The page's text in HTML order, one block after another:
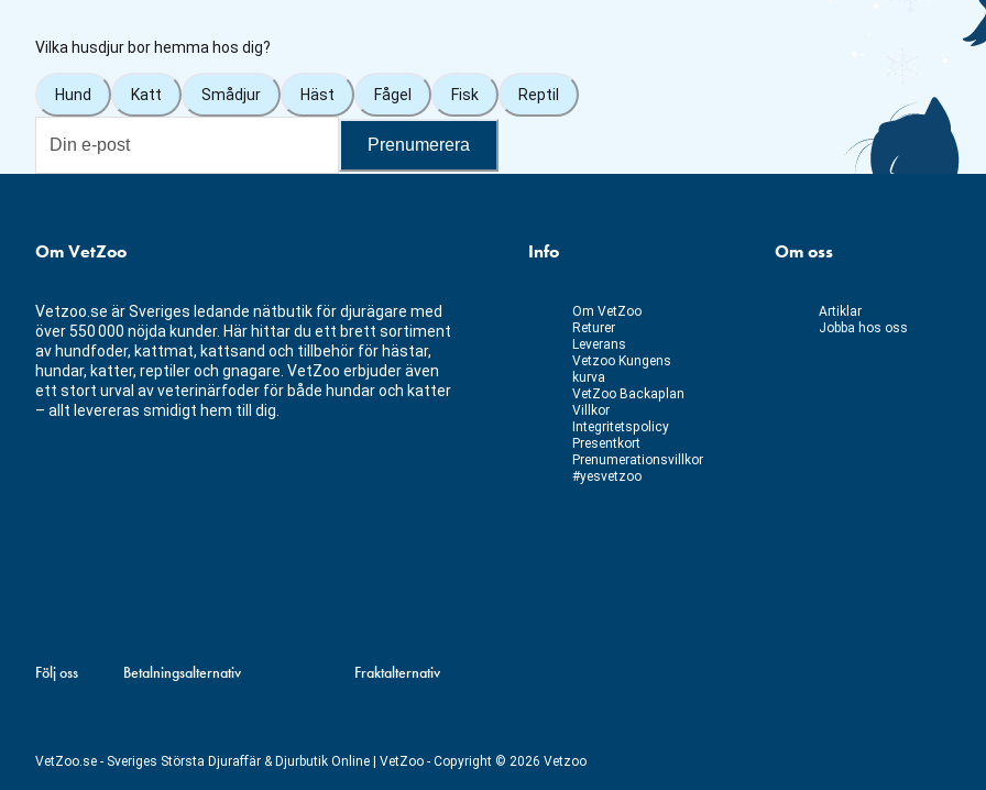
Vilka husdjur bor hemma hos dig?
Hund Katt Smådjur Häst Fågel Fisk Reptil
Prenumerera
Om VetZoo
Vetzoo.se är Sveriges ledande nätbutik för djurägare med
över 550 000 nöjda kunder. Här hittar du ett brett sortiment
av hundfoder, kattmat, kattsand och tillbehör för hästar,
hundar, katter, reptiler och gnagare. VetZoo erbjuder även
ett stort urval av veterinärfoder för både hundar och katter
– allt levereras smidigt hem till dig.
Info
Om VetZoo
Returer
Leverans
Vetzoo Kungens
kurva
VetZoo Backaplan
Villkor
Integritetspolicy
Presentkort
Prenumerationsvillkor
#yesvetzoo
Om oss
Artiklar
Jobba hos oss
Följ oss Betalningsalternativ Fraktalternativ
VetZoo.se - Sveriges Största Djuraffär & Djurbutik Online | VetZoo - Copyright © 2026 Vetzoo